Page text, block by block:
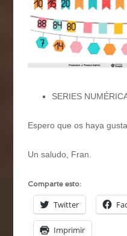
SERIES
Espero que os haya
Un saludo, Fran.
Comparte esto:
Twitter
Imprimir